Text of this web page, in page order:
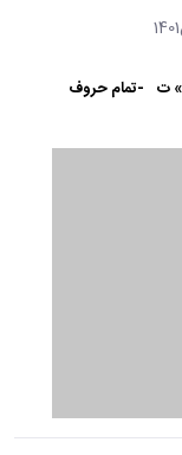
» ت -تمام حروف